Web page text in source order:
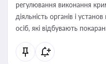
регулювання виконання
діяльність органів і
осіб, які відбувають